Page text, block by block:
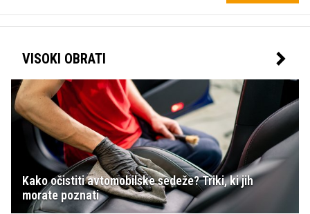
VISOKI OBRATI
Kako očistiti avtomobilske sedeže? Triki, ki jih
morate poznati